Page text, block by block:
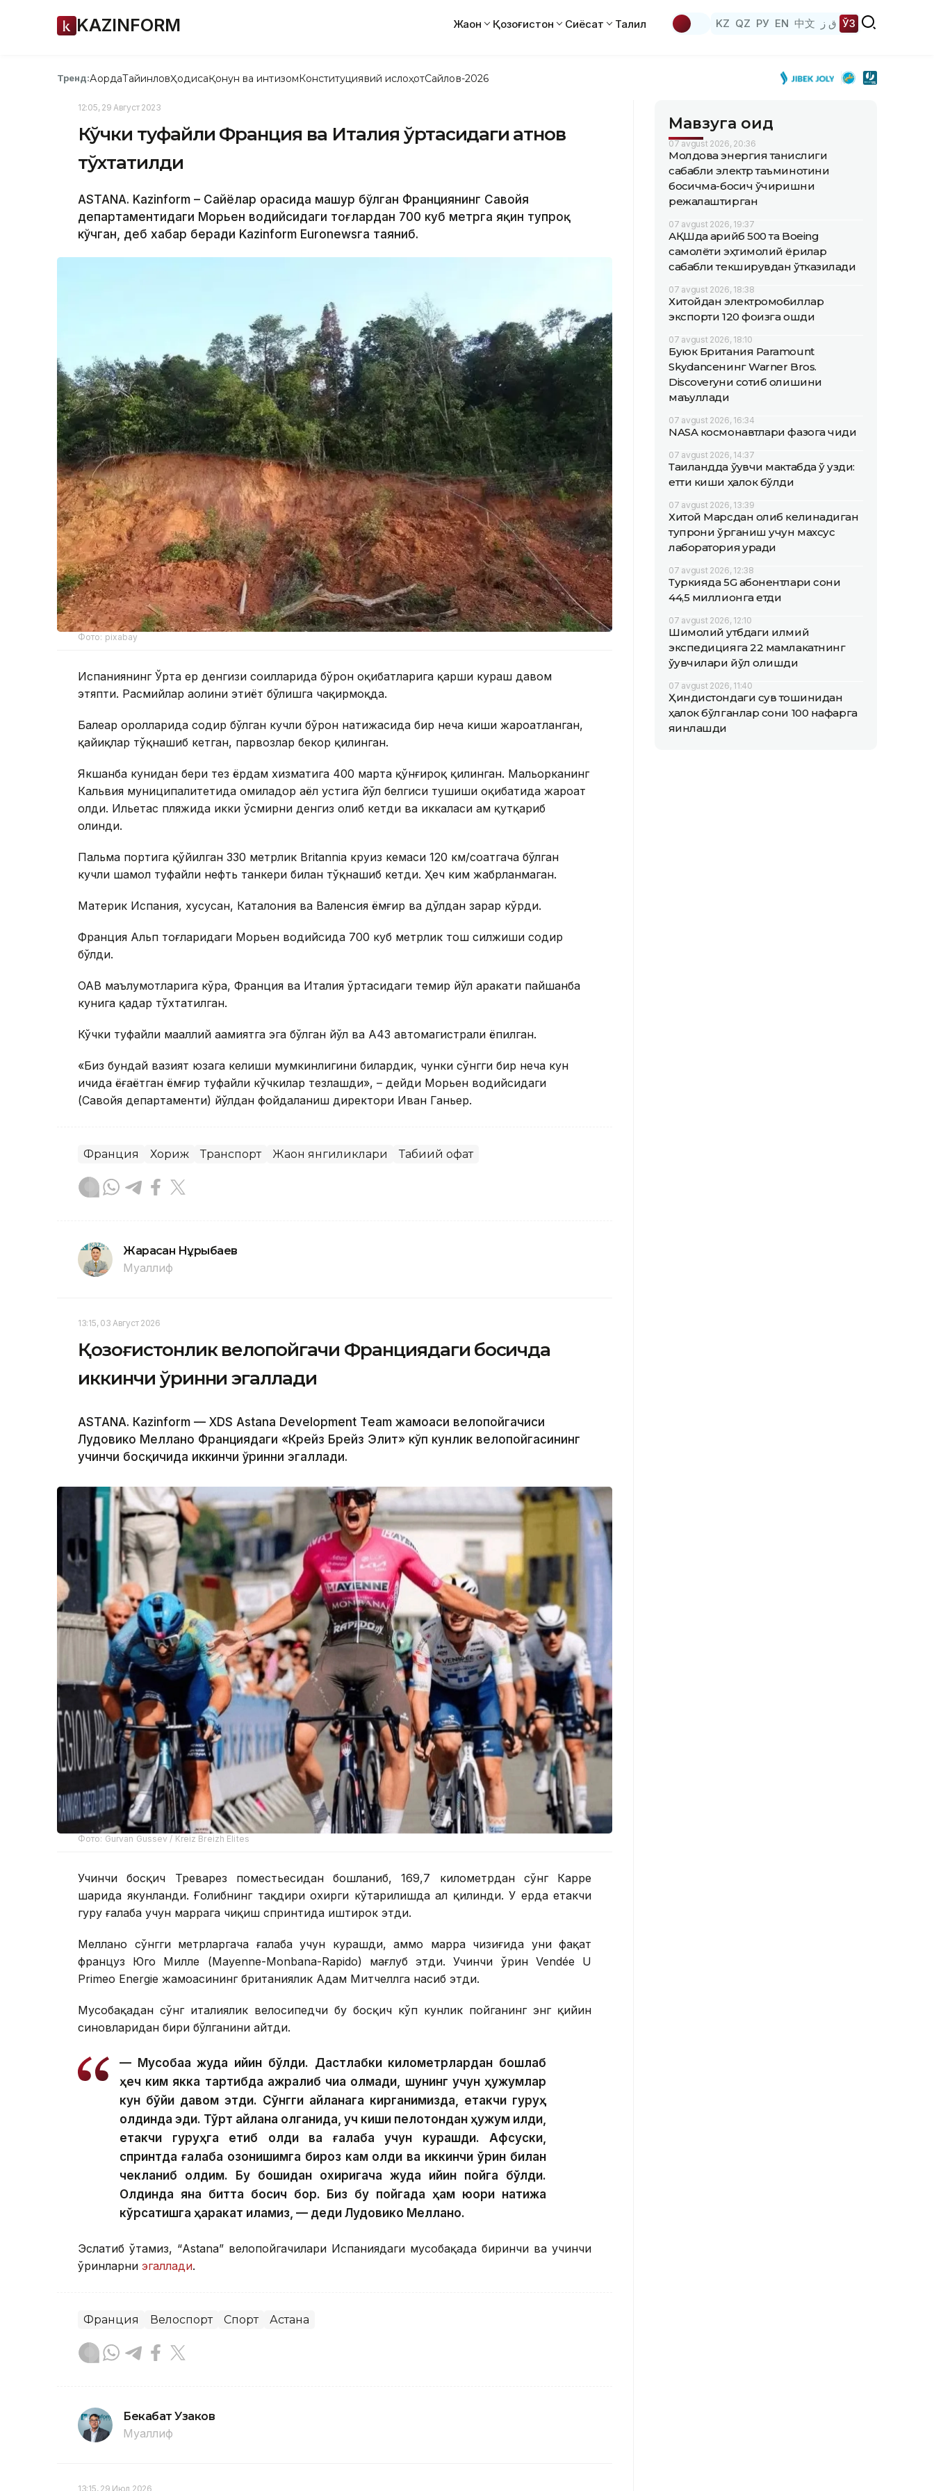
KAZINFORM Жаҳон Қозоғистон Сиёсат Таҳлил KZ QZ РУ EN 中文 ق ز ЎЗ
Тренд:АқордаТайинловҲодисаҚонун ва интизомКонституциявий ислоҳотСайлов-2026
12:05, 29 Август 2023
Кўчки туфайли Франция ва Италия ўртасидаги қатнов
тўхтатилди
ASTANA. Kazinform – Сайёҳлар орасида машҳур бўлган Франциянинг Савойя
департаментидаги Морьен водийсидаги тоғлардан 700 куб метрга яқин тупроқ
кўчган, деб хабар беради Kazinform Euronewsга таяниб.
Фото: pixabay
Испаниянинг Ўрта ер денгизи соҳилларида бўрон оқибатларига қарши кураш давом
этяпти. Расмийлар аҳолини эҳтиёт бўлишга чақирмоқда.
Балеар оролларида содир бўлган кучли бўрон натижасида бир неча киши жароҳатланган,
қайиқлар тўқнашиб кетган, парвозлар бекор қилинган.
Якшанба кунидан бери тез ёрдам хизматига 400 марта қўнғироқ қилинган. Мальорканинг
Кальвия муниципалитетида ҳомиладор аёл устига йўл белгиси тушиши оқибатида жароҳат
олди. Ильетас пляжида икки ўсмирни денгиз олиб кетди ва иккаласи ҳам қутқариб
олинди.
Пальма портига қўйилган 330 метрлик Britannia круиз кемаси 120 км/соатгача бўлган
кучли шамол туфайли нефть танкери билан тўқнашиб кетди. Ҳеч ким жабрланмаган.
Материк Испания, хусусан, Каталония ва Валенсия ёмғир ва дўлдан зарар кўрди.
Франция Альп тоғларидаги Морьен водийсида 700 куб метрлик тош силжиши содир
бўлди.
ОАВ маълумотларига кўра, Франция ва Италия ўртасидаги темир йўл ҳаракати пайшанба
кунига қадар тўхтатилган.
Кўчки туфайли маҳаллий аҳамиятга эга бўлган йўл ва А43 автомагистрали ёпилган.
«Биз бундай вазият юзага келиши мумкинлигини билардик, чунки сўнгги бир неча кун
ичида ёғаётган ёмғир туфайли кўчкилар тезлашди», – дейди Морьен водийсидаги
(Савойя департаменти) йўлдан фойдаланиш директори Иван Ганьер.
Франция Хориж Транспорт Жаҳон янгиликлари Табиий офат
Жарасқан Нұрыбаев
Муаллиф
13:15, 03 Август 2026
Қозоғистонлик велопойгачи Франциядаги босқичда
иккинчи ўринни эгаллади
ASTANА. Кazinform — XDS Astana Development Team жамоаси велопойгачиси
Лудовико Меллано Франциядаги «Крейз Брейз Элит» кўп кунлик велопойгасининг
учинчи босқичида иккинчи ўринни эгаллади.
Фото: Gurvan Gussev / Kreiz Breizh Elites
Учинчи босқич Треварез поместьесидан бошланиб, 169,7 километрдан сўнг Карре
шаҳрида якунланди. Ғолибнинг тақдири охирги кўтарилишда ҳал қилинди. У ерда етакчи
гуруҳ ғалаба учун маррага чиқиш спринтида иштирок этди.
Меллано сўнгги метрларгача ғалаба учун курашди, аммо марра чизиғида уни фақат
француз Юго Милле (Mayenne-Monbana-Rapido) мағлуб этди. Учинчи ўрин Vendée U
Primeo Energie жамоасининг британиялик Адам Митчеллга насиб этди.
Мусобақадан сўнг италиялик велосипедчи бу босқич кўп кунлик пойганинг энг қийин
синовларидан бири бўлганини айтди.
— Мусобақа жуда қийин бўлди. Дастлабки километрлардан бошлаб
ҳеч ким якка тартибда ажралиб чиқа олмади, шунинг учун ҳужумлар
кун бўйи давом этди. Сўнгги айланага кирганимизда, етакчи гуруҳ
олдинда эди. Тўрт айлана қолганида, уч киши пелотондан ҳужум қилди,
етакчи гуруҳга етиб олди ва ғалаба учун курашди. Афсуски,
спринтда ғалаба қозонишимга бироз кам қолди ва иккинчи ўрин билан
чекланиб қолдим. Бу бошидан охиригача жуда қийин пойга бўлди.
Олдинда яна битта босқич бор. Биз бу пойгада ҳам юқори натижа
кўрсатишга ҳаракат қиламиз, — деди Лудовико Меллано.
Эслатиб ўтамиз, “Аstana” велопойгачилари Испаниядаги мусобақада биринчи ва учинчи
ўринларни эгаллади.
Франция Велоспорт Спорт Астана
Бекабат Узаков
Муаллиф
13:15, 29 Июл 2026
Мавзуга оид
07 avgust 2026, 20:36
Молдова энергия танқислиги
сабабли электр таъминотини
босқичма-босқич ўчиришни
режалаштирган
07 avgust 2026, 19:37
АҚШда қарийб 500 та Boeing
самолёти эҳтимолий ёриқлар
сабабли текширувдан ўтказилади
07 avgust 2026, 18:38
Хитойдан электромобиллар
экспорти 120 фоизга ошди
07 avgust 2026, 18:10
Буюк Британия Paramount
Skydanceнинг Warner Bros.
Discoveryни сотиб олишини
маъқуллади
07 avgust 2026, 16:34
NASA космонавтлари фазога чиқди
07 avgust 2026, 14:37
Таиландда ўқувчи мактабда ўқ узди:
етти киши ҳалок бўлди
07 avgust 2026, 13:39
Хитой Марсдан олиб келинадиган
тупроқни ўрганиш учун махсус
лаборатория қуради
07 avgust 2026, 12:38
Туркияда 5G абонентлари сони
44,5 миллионга етди
07 avgust 2026, 12:10
Шимолий қутбдаги илмий
экспедицияга 22 мамлакатнинг
ўқувчилари йўл олишди
07 avgust 2026, 11:40
Ҳиндистондаги сув тошқинидан
ҳалок бўлганлар сони 100 нафарга
яқинлашди